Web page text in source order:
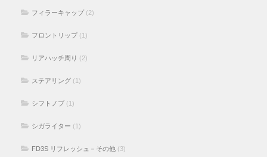
フィラーキャップ (2)
フロントリップ (1)
リアハッチ周り (2)
ステアリング (1)
シフトノブ (1)
シガライター (1)
FD3S リフレッシュ－その他 (3)